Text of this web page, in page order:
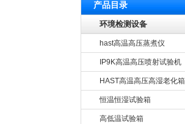
产品目录
环境检测设备
hast高温高压蒸煮仪
IP9K高温高压喷射试验机
HAST高温高压高湿老化箱
恒温恒湿试验箱
高低温试验箱